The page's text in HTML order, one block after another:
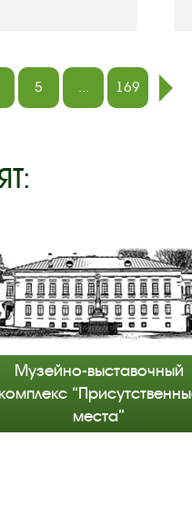
5 ...
169
Музейно-выставочный
комплекс
места”